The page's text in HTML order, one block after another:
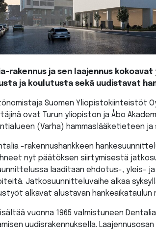
rakennus ja sen laajennus
ja koulutusta sekä uudistavat
Suomen Yliopistokiinteistöt
ovat Turun yliopiston ja Åbo
(Varha) hammaslääketieteen
-rakennushankkeen
nyt päätöksen siirtymisestä
laaditaan ehdotus-, yleis-
Jatkosuunnitteluvaihe alkaa
alkavat alustavan hankeaikataulun
vuonna 1965 valmistuneen
uudisrakennuksella.